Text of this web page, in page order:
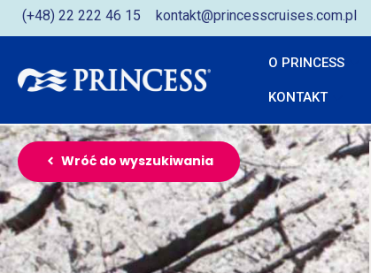
(+48) 22 222 46 15 kontakt@princesscruises.com.pl
O PRINCESS
KONTAKT
Wróć do wyszukiwania